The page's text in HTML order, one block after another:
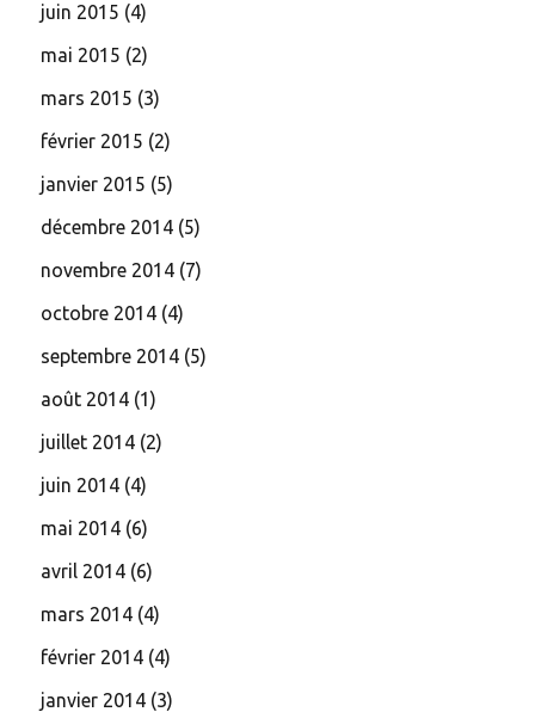
juin 2015 (4)
mai 2015 (2)
mars 2015 (3)
février 2015 (2)
janvier 2015 (5)
décembre 2014 (5)
novembre 2014 (7)
octobre 2014 (4)
septembre 2014 (5)
août 2014 (1)
juillet 2014 (2)
juin 2014 (4)
mai 2014 (6)
avril 2014 (6)
mars 2014 (4)
février 2014 (4)
janvier 2014 (3)